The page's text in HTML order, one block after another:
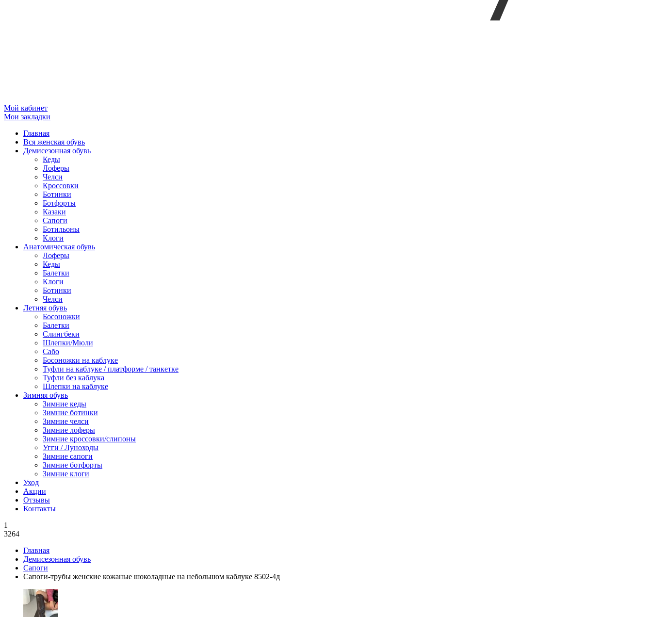
Мой кабинет
Мои закладки
Главная
Вся женская обувь
Демисезонная обувь
Кеды
Лоферы
Челси
Кроссовки
Ботинки
Ботфорты
Казаки
Сапоги
Ботильоны
Клоги
Анатомическая обувь
Лоферы
Кеды
Балетки
Клоги
Ботинки
Челси
Летняя обувь
Босоножки
Балетки
Слингбеки
Шлепки/Мюли
Сабо
Босоножки на каблуке
Туфли на каблуке / платформе / танкетке
Туфли без каблука
Шлепки на каблуке
Зимняя обувь
Зимние кеды
Зимние ботинки
Зимние челси
Зимние лоферы
Зимние кроссовки/слипоны
Угги / Луноходы
Зимние сапоги
Зимние ботфорты
Зимние клоги
Уход
Акции
Отзывы
Контакты
1
3264
Главная
Демисезонная обувь
Сапоги
Сапоги-трубы женские кожаные шоколадные на небольшом каблуке 8502-4д